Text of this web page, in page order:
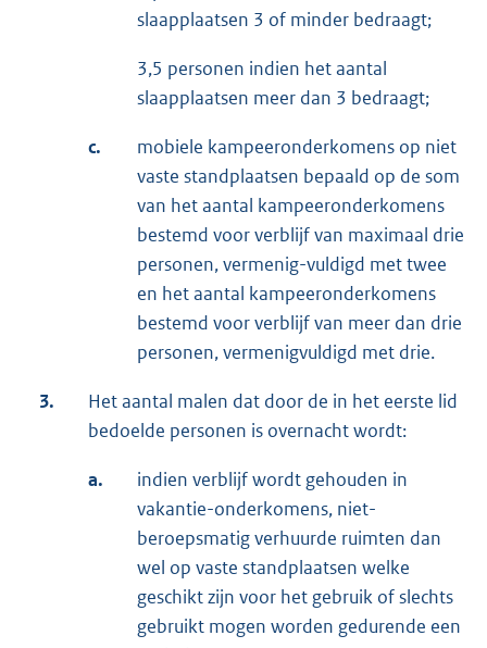
slaapplaatsen 3 of minder bedraagt;
3,5 personen indien het aantal
slaapplaatsen meer dan 3 bedraagt;
c.
mobiele kampeeronderkomens op niet
vaste standplaatsen bepaald op de som
van het aantal kampeeronderkomens
bestemd voor verblijf van maximaal drie
personen, vermenig-vuldigd met twee
en het aantal kampeeronderkomens
bestemd voor verblijf van meer dan drie
personen, vermenigvuldigd met drie.
3.
Het aantal malen dat door de in het eerste lid
bedoelde personen is overnacht wordt:
a.
indien verblijf wordt gehouden in
vakantie-onderkomens, niet-
beroepsmatig verhuurde ruimten dan
wel op vaste standplaatsen welke
geschikt zijn voor het gebruik of slechts
gebruikt mogen worden gedurende een